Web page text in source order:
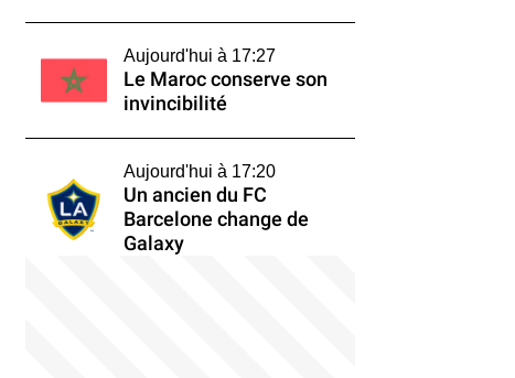
Aujourd'hui à 17:27
Le Maroc conserve son
invincibilité
Aujourd'hui à 17:20
Un ancien du FC
Barcelone change de
Galaxy